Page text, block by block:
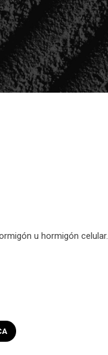
u hormigón celular.